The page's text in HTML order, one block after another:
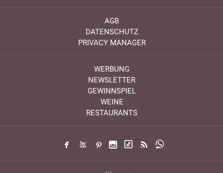
AGB
DATENSCHUTZ
PRIVACY MANAGER
WERBUNG
NEWSLETTER
GEWINNSPIEL
WEINE
RESTAURANTS